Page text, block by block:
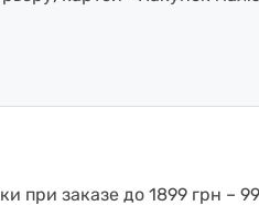
при заказе до 1899 грн –